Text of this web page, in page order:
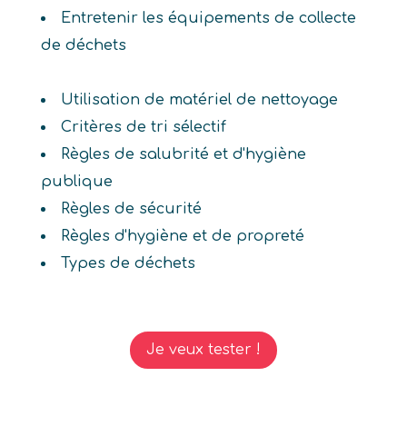
Entretenir les équipements de collecte
de déchets
Utilisation de matériel de nettoyage
Critères de tri sélectif
Règles de salubrité et d'hygiène
publique
Règles de sécurité
Règles d'hygiène et de propreté
Types de déchets
Je veux tester !